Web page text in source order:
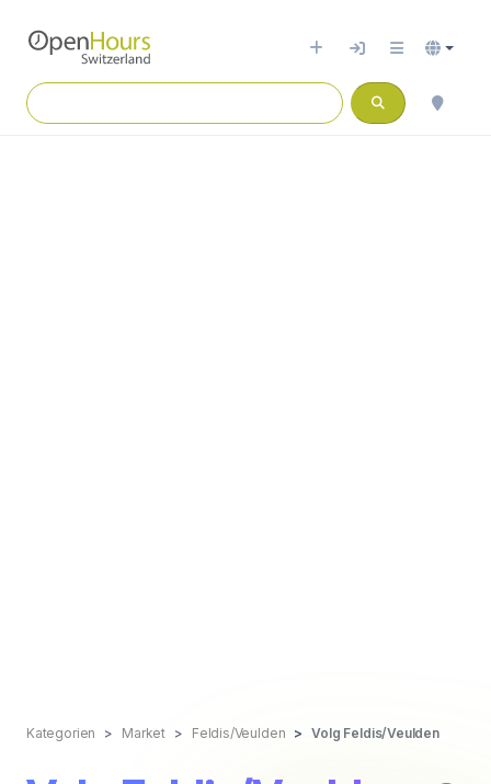
Kategorien Market Feldis/Veulden Volg Feldis/Veulden